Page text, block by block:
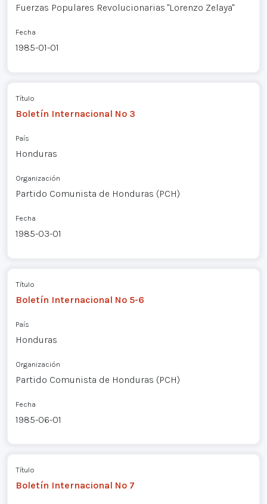
Fuerzas Populares Revolucionarias "Lorenzo Zelaya"
Fecha
1985-01-01
Título
Boletín Internacional Nº 3
País
Honduras
Organización
Partido Comunista de Honduras (PCH)
Fecha
1985-03-01
Título
Boletín Internacional Nº 5-6
País
Honduras
Organización
Partido Comunista de Honduras (PCH)
Fecha
1985-06-01
Título
Boletín Internacional Nº 7